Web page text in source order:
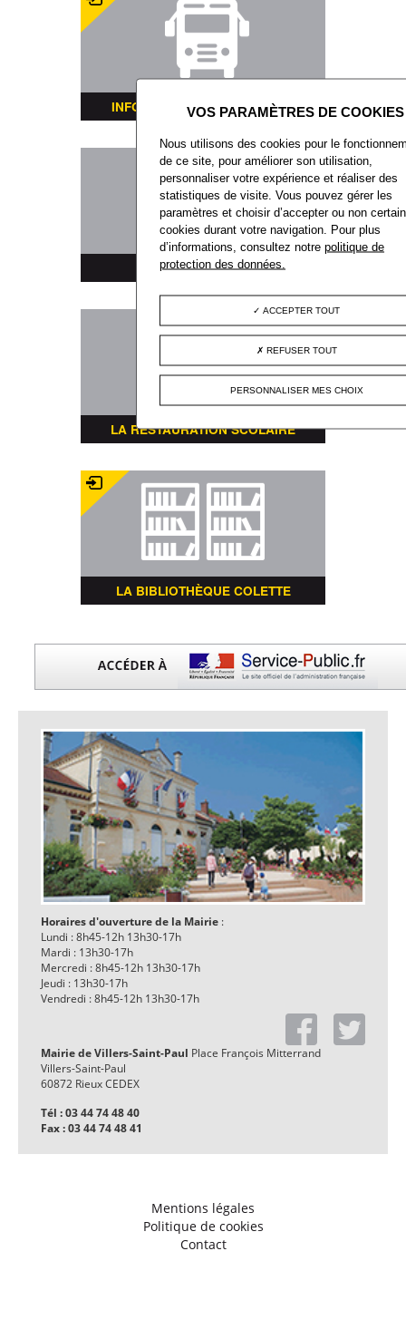
INFORMATIONS TRANSPORTS
PLAN DE LA VILLE
LA RESTAURATION SCOLAIRE
LA BIBLIOTHÈQUE COLETTE
Horaires d'ouverture de la Mairie :
Lundi : 8h45-12h 13h30-17h
Mardi : 13h30-17h
Mercredi : 8h45-12h 13h30-17h
Jeudi : 13h30-17h
Vendredi : 8h45-12h 13h30-17h
Mairie de Villers-Saint-Paul Place François Mitterrand
Villers-Saint-Paul
60872 Rieux CEDEX
Tél : 03 44 74 48 40
Fax : 03 44 74 48 41
Mentions légales
Politique de cookies
Contact
Nous utilisons des cookies pour le
de ce site, pour améliorer son utilisation,
personnaliser votre expérience et réaliser des
statistiques de visite. Vous pouvez gérer les
paramètres et choisir d’accepter ou non
cookies durant votre navigation. Pour plus
d’informations, consultez notrepolitique de
protection des données.
ACCEPTER TOUT
REFUSER TOUT
PERSONNALISER MES CHOIX